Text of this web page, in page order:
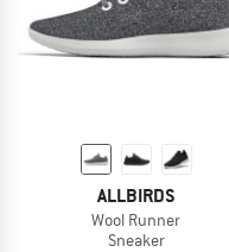
ALLBIRDS
Wool Runner
Sneaker